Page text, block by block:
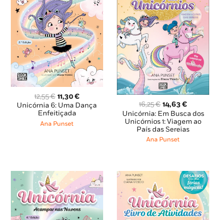
12,55€ O
preço
original
era:
11,30€O
preço
Unicórnia 6: Uma Dança
Enfeitiçada
Ana Punset
16,25€ O
preço
original
era:
16,25 €.
14,63€O
preço
atual
é:
Unicórnia: Em Busca dos
Unicórnios 1: Viagem ao
País das Sereias
Ana Punset